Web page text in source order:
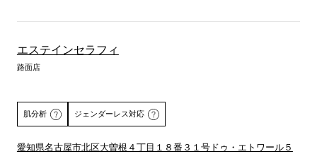
エステインセラフィ
路面店
肌分析 ジェンダーレス対応
愛知県名古屋市北区大曽根４丁目１８番３１号ドゥ・エトワール５